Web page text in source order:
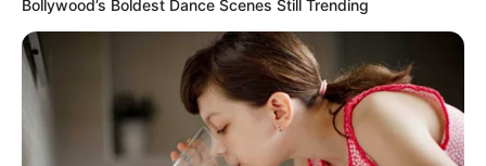
Örülök, hogy ezt a csodás levelet kaptam öntől, de
mivel volt szerencsém önt többször is személyesen
meghallgatni, félek, hogy ezek nem az ön saját
Bollywood’s Boldest Dance Scenes Still Trending